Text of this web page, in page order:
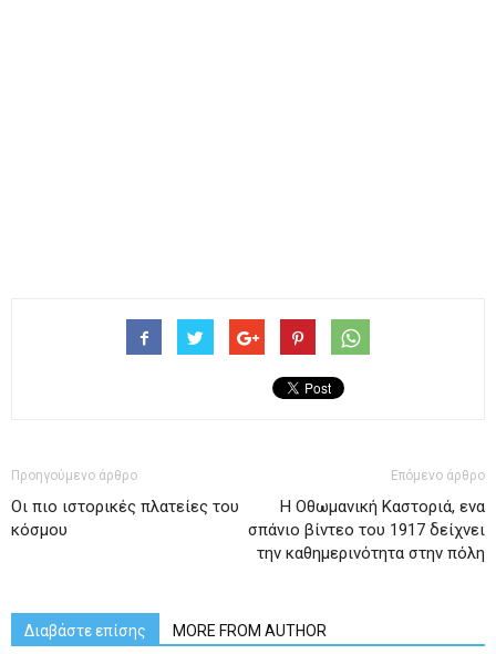
Προηγούμενο άρθρο
Οι πιο ιστορικές πλατείες του
κόσμου
Επόμενο άρθρο
Η Οθωμανική Καστοριά, ενα
σπάνιο βίντεο του 1917 δείχνει
την καθημερινότητα στην πόλη
Διαβάστε επίσης MORE FROM AUTHOR